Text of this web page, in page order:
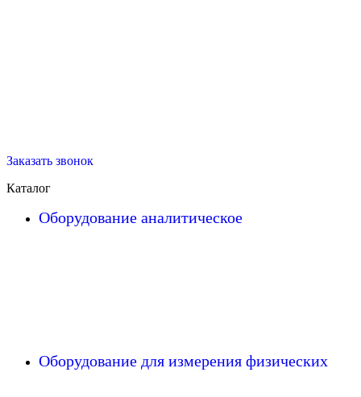
Заказать звонок
Каталог
Оборудование аналитическое
Оборудование для измерения физических